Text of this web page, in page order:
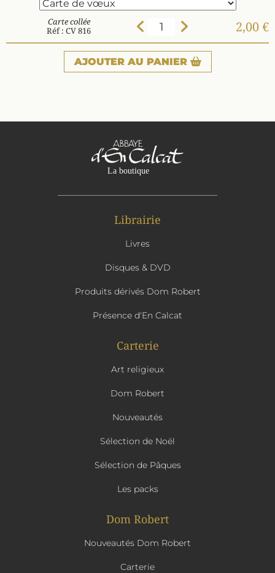
Carte collée
Réf : CV 816
2,00 €
AJOUTER AU PANIER
Librairie
Livres
Disques & DVD
Produits dérivés Dom Robert
Présence d'En Calcat
Carterie
Art religieux
Dom Robert
Nouveautés
Sélection de Noël
Sélection de Pâques
Les packs
Dom Robert
Nouveautés Dom Robert
Carterie